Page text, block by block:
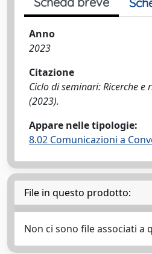
Anno
2023
Citazione
Ciclo di seminari: Ricerche
(2023).
Appare nelle tipologie:
8.02 Comunicazioni a
File in questo prodotto:
Non ci sono file associati a